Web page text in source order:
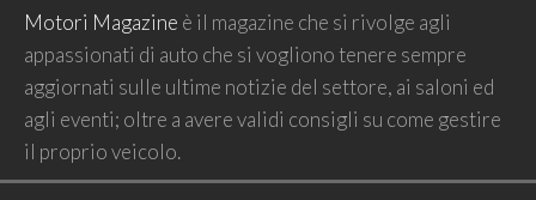
Motori Magazine è il magazine che si rivolge agli
appassionati di auto che si vogliono tenere sempre
aggiornati sulle ultime notizie del settore, ai saloni ed
agli eventi; oltre a avere validi consigli su come gestire
il proprio veicolo.